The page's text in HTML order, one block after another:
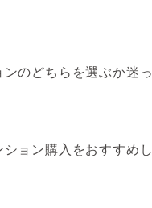
のどちらを選ぶか迷っ
ョン購入をおすすめし